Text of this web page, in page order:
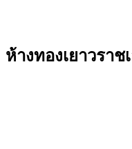
ห้างทองเยาวราช